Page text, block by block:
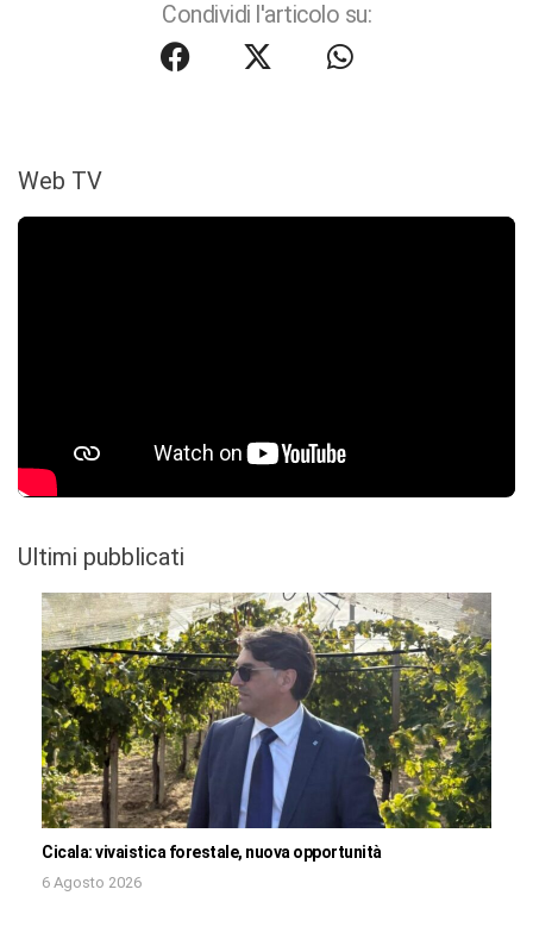
Condividi l'articolo su:
Web TV
Ultimi pubblicati
Cicala: vivaistica forestale, nuova opportunità
6 Agosto 2026